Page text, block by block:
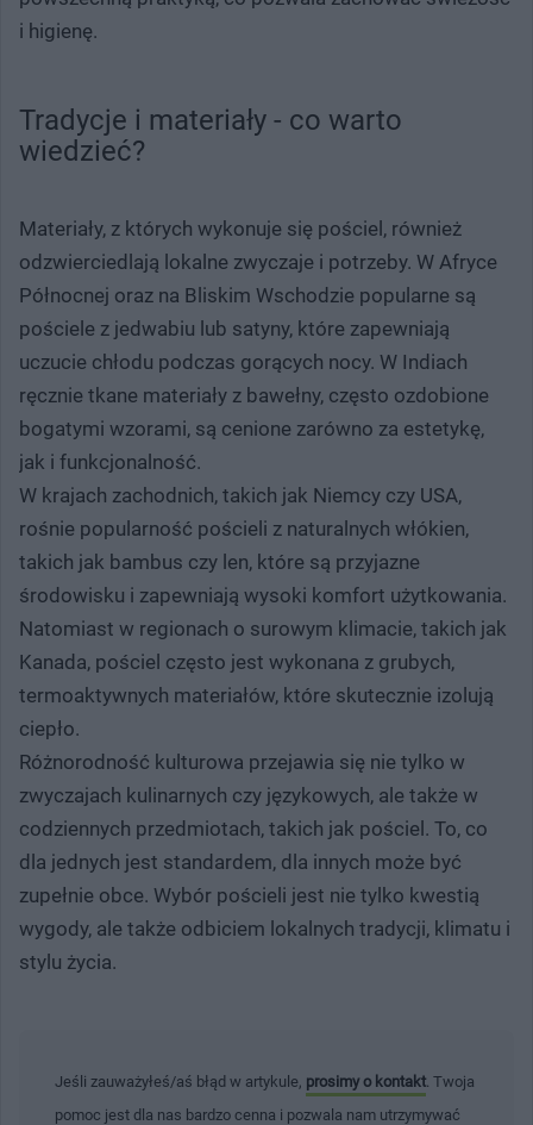
i higienę.
Tradycje i materiały - co warto
wiedzieć?
Materiały, z których wykonuje się pościel, również
odzwierciedlają lokalne zwyczaje i potrzeby. W Afryce
Północnej oraz na Bliskim Wschodzie popularne są
pościele z jedwabiu lub satyny, które zapewniają
uczucie chłodu podczas gorących nocy. W Indiach
ręcznie tkane materiały z bawełny, często ozdobione
bogatymi wzorami, są cenione zarówno za estetykę,
jak i funkcjonalność.
W krajach zachodnich, takich jak Niemcy czy USA,
rośnie popularność pościeli z naturalnych włókien,
takich jak bambus czy len, które są przyjazne
środowisku i zapewniają wysoki komfort użytkowania.
Natomiast w regionach o surowym klimacie, takich jak
Kanada, pościel często jest wykonana z grubych,
termoaktywnych materiałów, które skutecznie izolują
ciepło.
Różnorodność kulturowa przejawia się nie tylko w
zwyczajach kulinarnych czy językowych, ale także w
codziennych przedmiotach, takich jak pościel. To, co
dla jednych jest standardem, dla innych może być
zupełnie obce. Wybór pościeli jest nie tylko kwestią
wygody, ale także odbiciem lokalnych tradycji, klimatu i
stylu życia.
Jeśli zauważyłeś/aś błąd w artykule, prosimy o kontakt . Twoja
pomoc jest dla nas bardzo cenna i pozwala nam utrzymywać